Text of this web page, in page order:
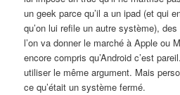
un geek parce qu’il a un ipad (et qui
qu’on lui refile un autre système),
l’on va donner le marché à Apple ou
encore compris qu’Android c’est
utiliser le même argument. Mais
ce qu’était un système fermé.